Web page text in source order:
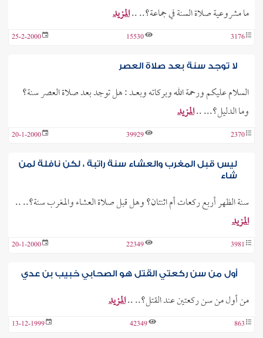
ما مشروعية صلاة السنة في جماعة؟.. ..المزيد
3176
15530
25-2-2000
لا توجد سنة بعد صلاة العصر
السلام عليكم ورحمة الله وبركاته وبعـــد : هل توجد بعد صلاة العصر سنة؟
وما الدليل؟... ..المزيد
2370
39929
20-1-2000
ليس قبل المغرب والعشاء سنة راتبة ، لكن نافلة لمن
شاء
سنة الظهر أربع ركعات أم اثنتان؟ وهل قبل صلاة العشاء والمغرب سنة؟.. ..
المزيد
3981
22349
20-1-2000
أول من سن ركعتي القتل هو الصحابي خبيب بن عدي
من أول من سن ركعتين عند القتل؟.. ..المزيد
863
42349
13-12-1999